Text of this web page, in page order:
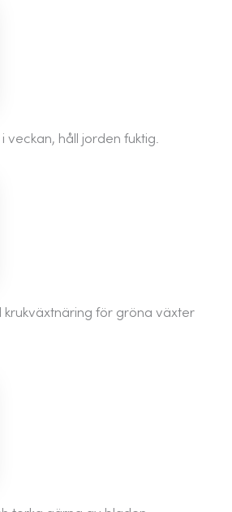
veckan, håll jorden fuktig.
krukväxtnäring för gröna växter